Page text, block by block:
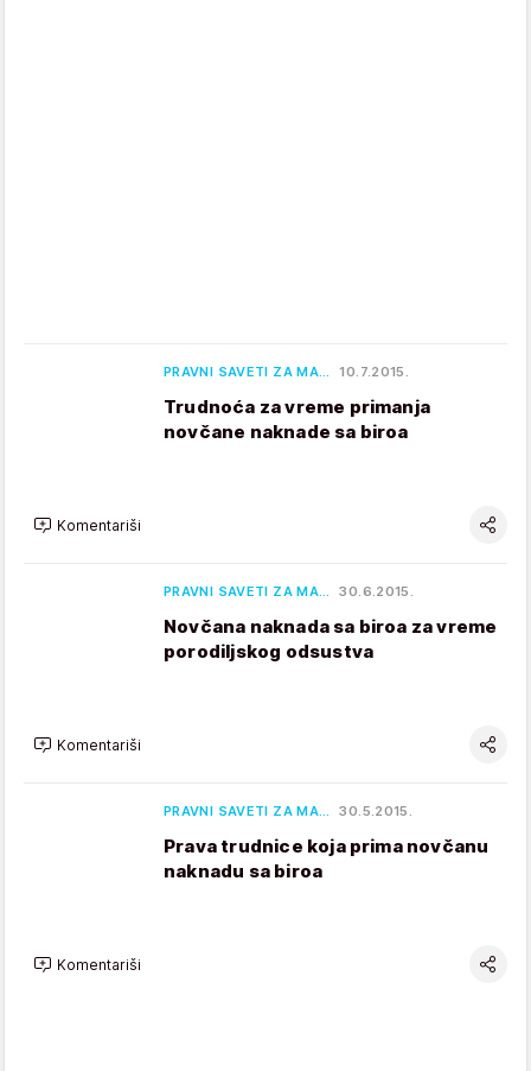
PRAVNI SAVETI ZA MA… 10.7.2015.
Trudnoća za vreme primanja
novčane naknade sa biroa
Komentariši
PRAVNI SAVETI ZA MA… 30.6.2015.
Novčana naknada sa biroa za vreme
porodiljskog odsustva
Komentariši
PRAVNI SAVETI ZA MA… 30.5.2015.
Prava trudnice koja prima novčanu
naknadu sa biroa
Komentariši